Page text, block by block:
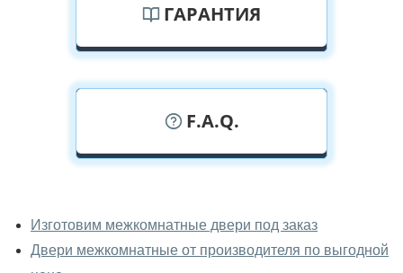
ГАРАНТИЯ
F.A.Q.
межкомнатные двери фаворит
вживую?
Изготовим межкомнатные двери под заказ
Двери межкомнатные от производителя по выгодной